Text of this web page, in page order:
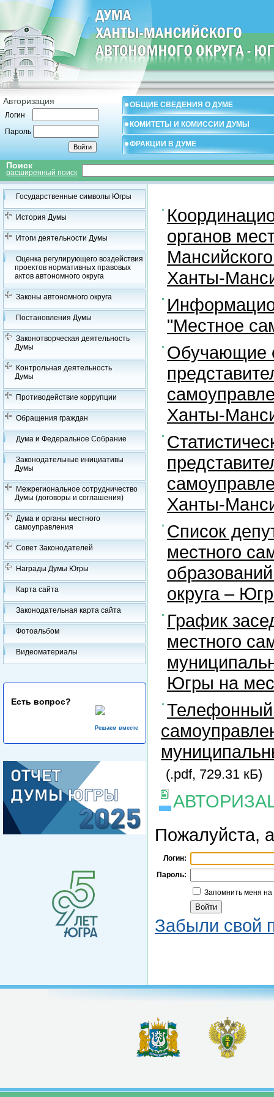
Авторизация
Логин
Пароль
ОБЩИЕ СВЕДЕНИЯ О ДУМЕ
КОМИТЕТЫ И КОМИССИИ ДУМЫ
ФРАКЦИИ В ДУМЕ
Поиск
расширенный поиск
Государственные символы Югры
История Думы
Итоги деятельности Думы
Оценка регулирующего воздействия
проектов нормативных правовых
актов автономного округа
Законы автономного округа
Постановления Думы
Законотворческая деятельность
Думы
Контрольная деятельность
Думы
Противодействие коррупции
Обращения граждан
Дума и Федеральное Собрание
Законодательные инициативы
Думы
Межрегиональное сотрудничество
Думы (договоры и соглашения)
Дума и органы местного
самоуправления
Совет Законодателей
Награды Думы Югры
Карта сайта
Законодательная карта сайта
Фотоальбом
Видеоматериалы
Есть вопрос?
Решаем вместе
органов
Ханты-
"Местное
Обучающие
Ханты-
Ханты-
Список
местного
округа –
График
местного
Югры на
Телефонный
(.pdf, 729.31 кБ)
Пожалуйста,
Логин:
Пароль:
Запомнить меня
Забыли свой